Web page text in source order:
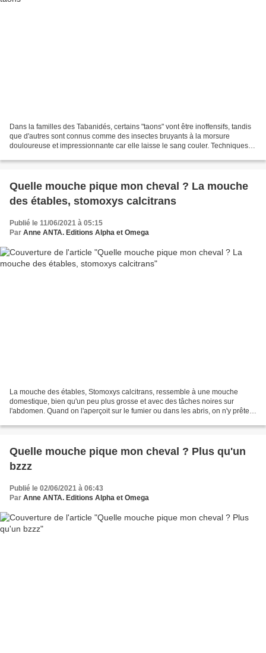
Dans la familles des Tabanidés, certains "taons" vont être inoffensifs, tandis
que d'autres sont connus comme des insectes bruyants à la morsure
douloureuse et impressionnante car elle laisse le sang couler. Techniques
Quelle mouche pique mon cheval ? La mouche
des étables, stomoxys calcitrans
Publié le 11/06/2021 à 05:15
Par Anne ANTA. Editions Alpha et Omega
La mouche des étables, Stomoxys calcitrans, ressemble à une mouche
domestique, bien qu'un peu plus grosse et avec des tâches noires sur
l'abdomen. Quand on l'aperçoit sur le fumier ou dans les abris, on n'y prête
Quelle mouche pique mon cheval ? Plus qu'un
bzzz
Publié le 02/06/2021 à 06:43
Par Anne ANTA. Editions Alpha et Omega